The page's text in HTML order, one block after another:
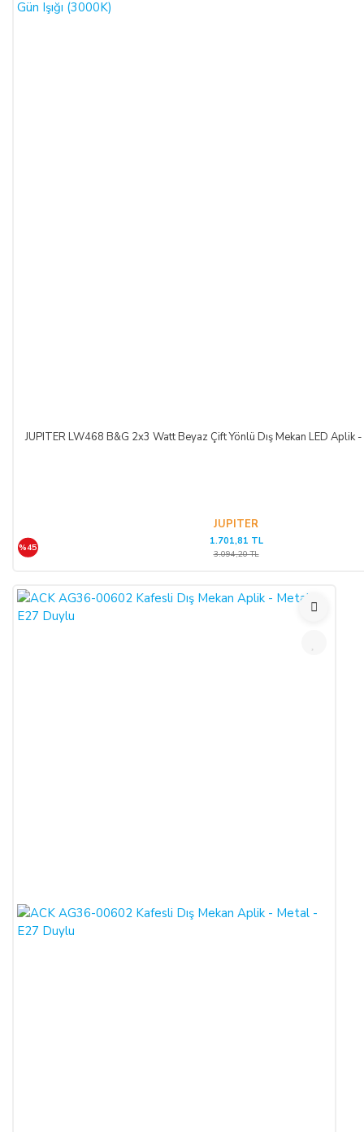
JUPITER LW468 B&G 2x3 Watt Beyaz Çift Yönlü Dış Mekan LED Aplik -
JUPITER
%45
1.701,81 TL
3.094,20 TL